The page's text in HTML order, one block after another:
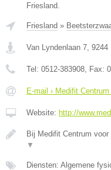
Friesland.
Friesland »
Van Lyndenlaan 7 9244
Tel: 0512-383908 , Fax:
E-mail › Medifit
Website: http://
Bij Medifit Centrum
▼
Diensten: Algemene